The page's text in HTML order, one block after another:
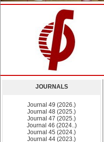
JOURNALS
Journal 49 (2026.)
Journal 48 (2025.)
Journal 47 (2025.)
Journal 46 (2024..)
Journal 45 (2024.)
Journal 44 (2023.)